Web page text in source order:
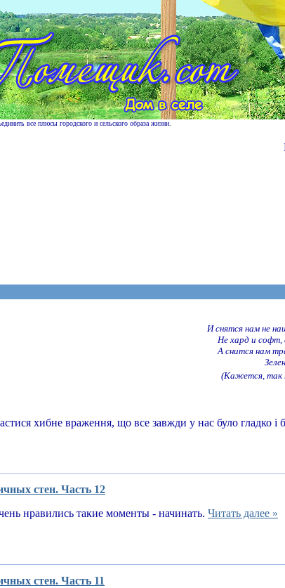
все плюсы городского и сельского образа жизни.
И снятся нам не
Не хард и софт,
А снится нам
(Кажется, так
хибне враження, що все завжди у нас було гладко і
стен. Часть 12
нравились такие моменты - начинать. Читать далее »
стен. Часть 11